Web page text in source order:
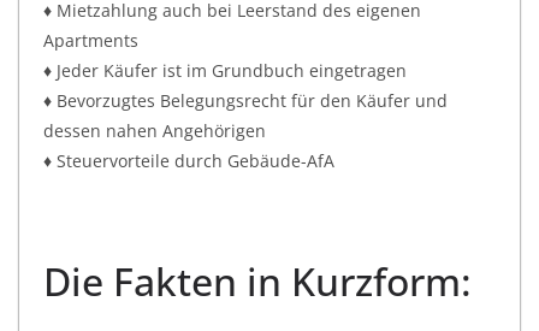
♦ Mietzahlung auch bei Leerstand des eigenen
Apartments
♦ Jeder Käufer ist im Grundbuch eingetragen
♦ Bevorzugtes Belegungsrecht für den Käufer und
dessen nahen Angehörigen
♦ Steuervorteile durch Gebäude-AfA
Die Fakten in Kurzform: